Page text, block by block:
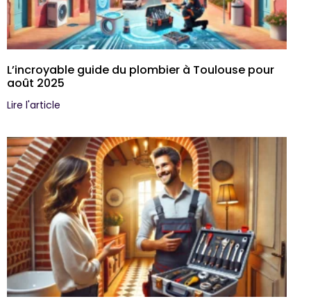
L’incroyable guide du plombier à Toulouse pour
août 2025
Lire l'article